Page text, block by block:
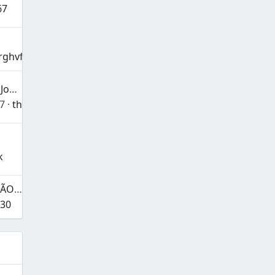
Tic Tac Toe - O Clássico Jogo de Tic Tac Toe Flutuar
theresa
GERADOR DE INVOCAÇÃO CSV PARA PDF – CLI PYTHON E GUI [Excluído]